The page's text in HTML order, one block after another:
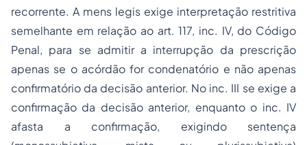
recorrente. A mens legis exige interpretação restritiva
semelhante em relação ao art. 117, inc. IV, do Código
Penal, para se admitir a interrupção da prescrição
apenas se o acórdão for condenatório e não apenas
confirmatório da decisão anterior. No inc. III se exige a
confirmação da decisão anterior, enquanto o inc. IV
afasta a confirmação, exigindo sentença